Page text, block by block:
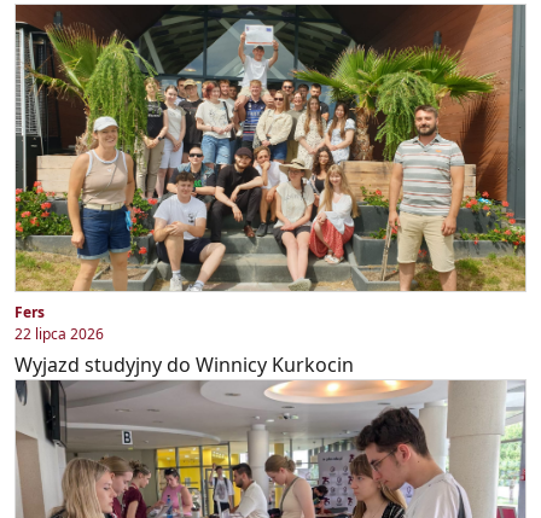
Fers
22 lipca 2026
Wyjazd studyjny do Winnicy Kurkocin